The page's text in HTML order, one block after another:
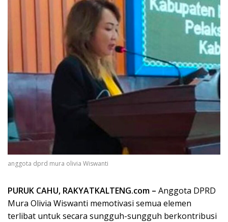
anggota dprd mura olivia Wiswanti
PURUK CAHU, RAKYATKALTENG.com – Anggota DPRD
Mura Olivia Wiswanti memotivasi semua elemen
terlibat untuk secara sungguh-sungguh berkontribusi